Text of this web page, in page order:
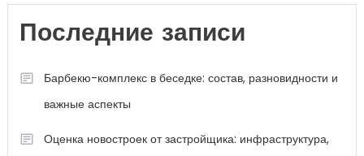
Последние записи
Барбекю-комплекс в беседке: состав, разновидности и
важные аспекты
Оценка новостроек от застройщика: инфраструктура,